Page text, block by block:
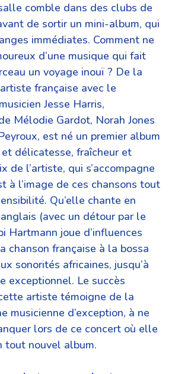
comble dans des clubs de
de sortir un mini-album, qui
immédiates. Comment ne
d’une musique qui fait
un voyage inouï ? De la
française avec le
Jesse Harris,
Mélodie Gardot, Norah Jones
est né un premier album
délicatesse, fraîcheur et
de l’artiste, qui s’accompagne
à l’image de ces chansons tout
Qu’elle chante en
(avec un détour par le
Hartmann joue d’influences
chanson française à la bossa
sonorités africaines, jusqu’à
exceptionnel. Le succès
artiste témoigne de la
musicienne d’exception, à ne
lors de ce concert où elle
tout nouvel album.